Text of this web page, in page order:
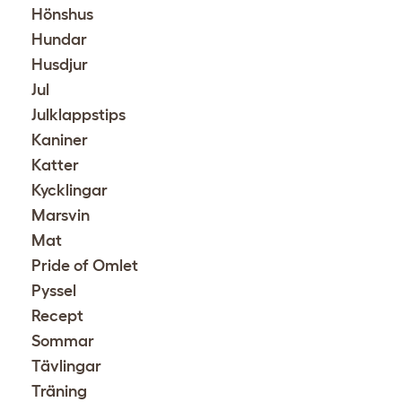
Hönshus
Hundar
Husdjur
Jul
Julklappstips
Kaniner
Katter
Kycklingar
Marsvin
Mat
Pride of Omlet
Pyssel
Recept
Sommar
Tävlingar
Träning